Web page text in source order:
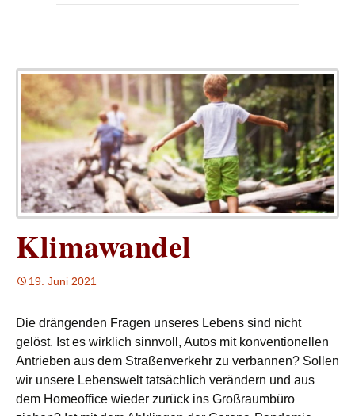
Klimawandel
19. Juni 2021
Die drängenden Fragen unseres Lebens sind nicht
gelöst. Ist es wirklich sinnvoll, Autos mit konventionellen
Antrieben aus dem Straßenverkehr zu verbannen? Sollen
wir unsere Lebenswelt tatsächlich verändern und aus
dem Homeoffice wieder zurück ins Großraumbüro